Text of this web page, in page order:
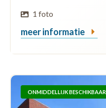
1 foto
meer informatie
ONMIDDELLIJK BESCHIKBAAR